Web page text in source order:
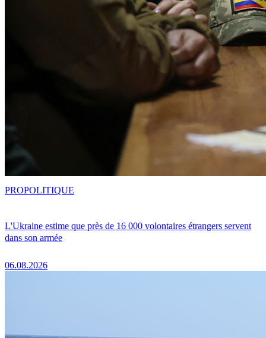
L'Ukraine estime que près de 16 000 volontaires étrangers servent
dans son armée
06.08.2026
PROPOLITIQUE